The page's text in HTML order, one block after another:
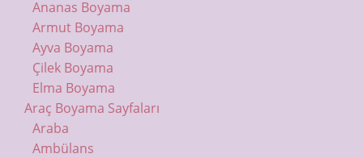
Ananas Boyama
Armut Boyama
Ayva Boyama
Çilek Boyama
Elma Boyama
Araç Boyama Sayfaları
Araba
Ambülans